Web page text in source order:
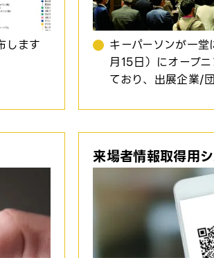
します
キーパーソンが一
月15日）にオープ
ており、出展企業/
来場者情報取得用